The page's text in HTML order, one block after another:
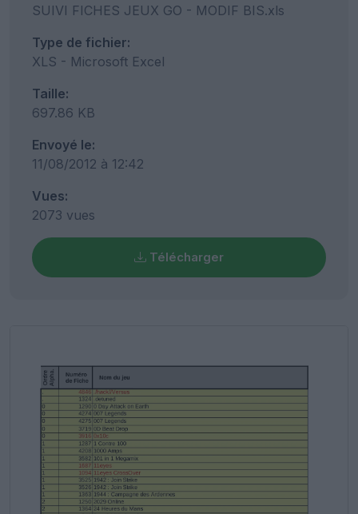
SUIVI FICHES JEUX GO - MODIF BIS.xls
Type de fichier:
XLS - Microsoft Excel
Taille:
697.86 KB
Envoyé le:
11/08/2012 à 12:42
Vues:
2073 vues
Télécharger